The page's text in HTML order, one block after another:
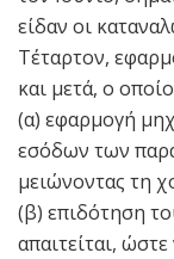
είδαν οι
Τέταρτον,
και μετά, ο
(α) εφαρμογή
εσόδων των
μειώνοντας τη
(β) επιδότηση
απαιτείται,